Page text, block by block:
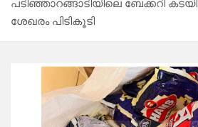
പടിഞ്ഞാറങ്ങാടിയിലെ ബേക്കറി
ശേഖരം പിടികൂടി